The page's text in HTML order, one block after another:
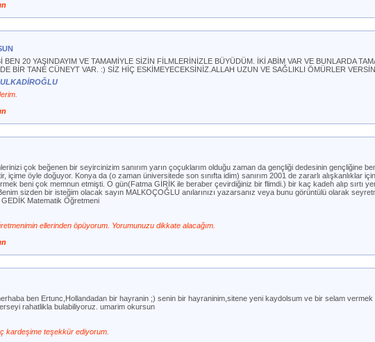
BEN 20 YAŞINDAYIM VE TAMAMİYLE SİZİN FİLMLERİNİZLE BÜYÜDÜM. İKİ ABİM VAR VE BUNLARDA
BİR TANE CÜNEYT VAR. :) SİZ HİÇ ESKİMEYECEKSİNİZ.ALLAH UZUN VE SAĞLIKLI ÖMÜRLER
çok beğenen bir seyircinizim sanırım yarın çoçuklarım olduğu zaman da gençliği dedesinin gençliğine
içime öyle doğuyor. Konya da (o zaman üniversitede son sınıfta idim) sanırım 2001 de zararlı alışkanlıklar
beni çok memnun etmişti. O gün(Fatma GİRİK ile beraber çevirdiğiniz bir flimdi.) bir kaç kadeh alıp sırtı
sizden bir isteğim olacak sayın MALKOÇOĞLU anılarınızı yazarsanız veya bunu görüntülü olarak
GEDİK Matematik Öğretmeni
ellerinden öpüyorum. Yorumunuzu dikkate alacağım.
ben Ertunc,Hollandadan bir hayranin ;) senin bir hayraninim,sitene yeni kaydolsum ve bir selam
rahatlikla bulabiliyoruz. umarim okursun
kardeşime teşekkür ediyorum.